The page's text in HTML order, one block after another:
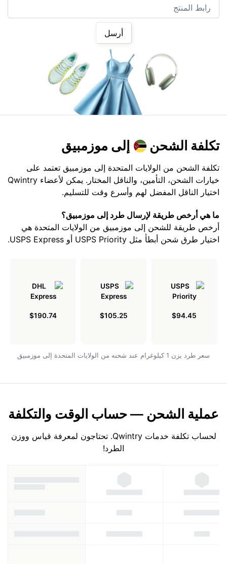
أرسل
تكلفة الشحن إلى موزمبيق
تكلفة الشحن من الولايات المتحدة إلى موزمبيق تعتمد على
خيارات الشحن، التأمين، والناقل المختار. يمكن لأعضاء Qwintry
اختيار الناقل المفضل لهم وأسرع وقت للتسليم.
ما هي أرخص طريقة لإرسال طرد إلى موزمبيق؟
أرخص طريقة للشحن إلى موزمبيق من الولايات المتحدة هي
اختيار طرق شحن أبطأ مثل USPS Priority أو USPS Express.
$94.45
$105.25
$190.74
سعر طرد يزن 1 كيلوغرام عند شحنه من الولايات المتحدة إلى موزمبيق
عملية الشحن — حساب الوقت والتكلفة
لحساب تكلفة خدمات Qwintry. تحتاجون لمعرفة قياس ووزن
الطرد!